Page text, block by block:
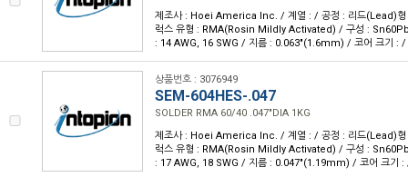
제조사 : Hoei America Inc. / 계열 : / 공정 : 리드(Lead)형
럭스 유형 : RMA(Rosin Mildly Activated) / 구성 :
: 14 AWG, 16 SWG / 지름 : 0.063"(1.6mm) / 코어 크기 : /
상품번호 : 3076949
SEM-604HES-.047
SOLDER RMA 60/40 .047"DIA 1KG
제조사 : Hoei America Inc. / 계열 : / 공정 : 리드(Lead)형
럭스 유형 : RMA(Rosin Mildly Activated) / 구성 :
: 17 AWG, 18 SWG / 지름 : 0.047"(1.19mm) / 코어 크기 :